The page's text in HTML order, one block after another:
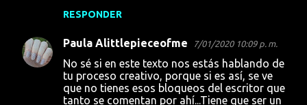
RESPONDER
Paula Alittlepieceofme 7/01/2020 10:09 p. m.
No sé si en este texto nos estás hablando de
tu proceso creativo, porque si es así, se ve
que no tienes esos bloqueos del escritor que
tanto se comentan por ahí...Tiene que ser un